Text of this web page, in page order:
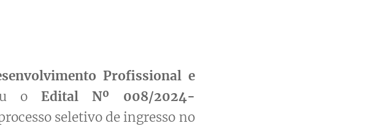
Profissional e
oEdital Nº 008/2024-
seletivo de ingresso no